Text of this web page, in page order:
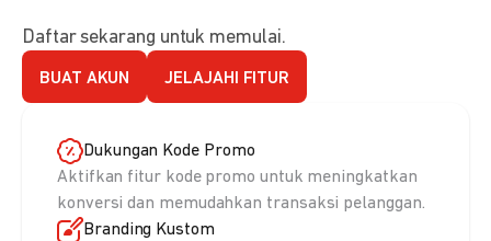
Daftar sekarang untuk memulai.
BUAT AKUN JELAJAHI FITUR
Dukungan Kode Promo
Aktifkan fitur kode promo untuk meningkatkan
konversi dan memudahkan transaksi pelanggan.
Branding Kustom